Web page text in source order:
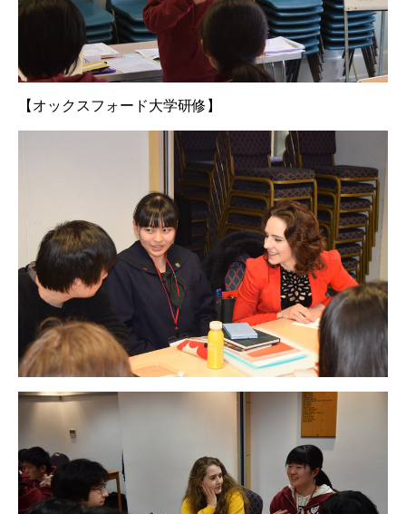
【オックスフォード大学研修】